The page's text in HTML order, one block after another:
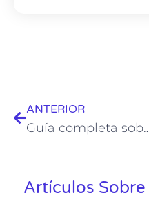
ANTERIOR
Guía completa sobre terapia online:
Artículos